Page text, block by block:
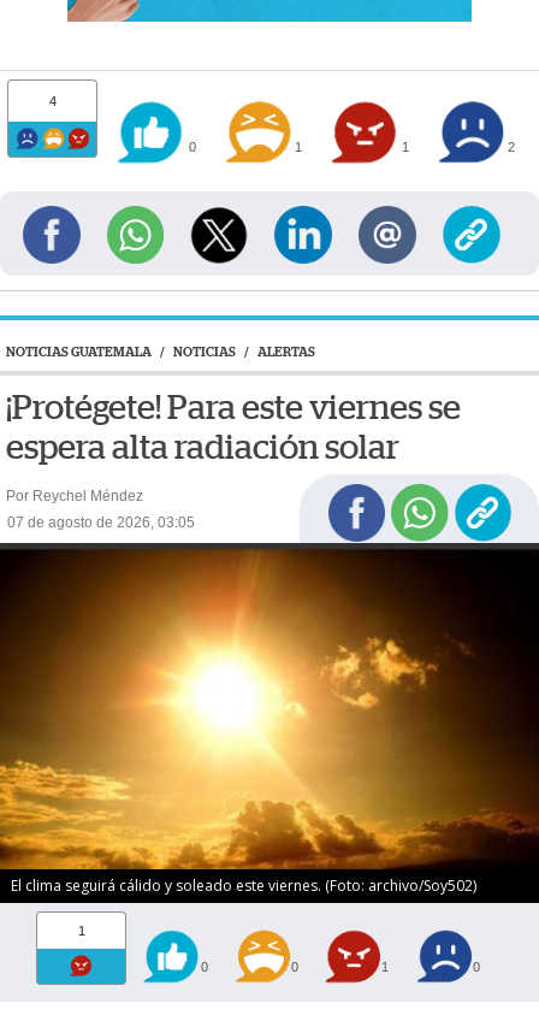
4
0 1 1 2
NOTICIAS GUATEMALA / NOTICIAS / ALERTAS
¡Protégete! Para este viernes se
espera alta radiación solar
Por Reychel Méndez
07 de agosto de 2026, 03:05
El clima seguirá cálido y soleado este viernes. (Foto: archivo/Soy502)
1
0 0 1 0